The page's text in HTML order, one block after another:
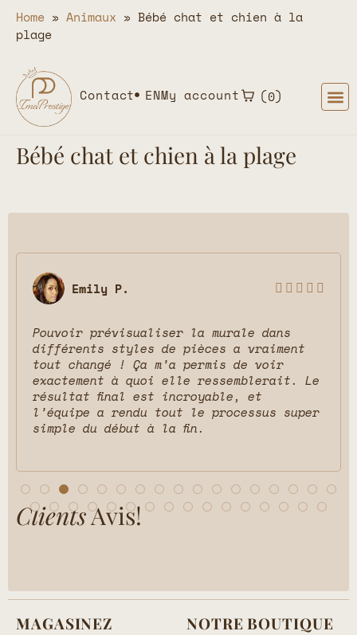
Home » Animaux » Bébé chat et chien à la
plage
Contact ENMy account 0
Bébé chat et chien à la plage
Emily P.     
Pouvoir prévisualiser la murale dans
différents styles de pièces a vraiment
tout changé ! Ça m’a permis de voir
exactement à quoi elle ressemblerait. Le
résultat final est incroyable, et
l’équipe a rendu tout le processus super
simple du début à la fin.
ClientsAvis!
MAGASINEZ NOTRE BOUTIQUE